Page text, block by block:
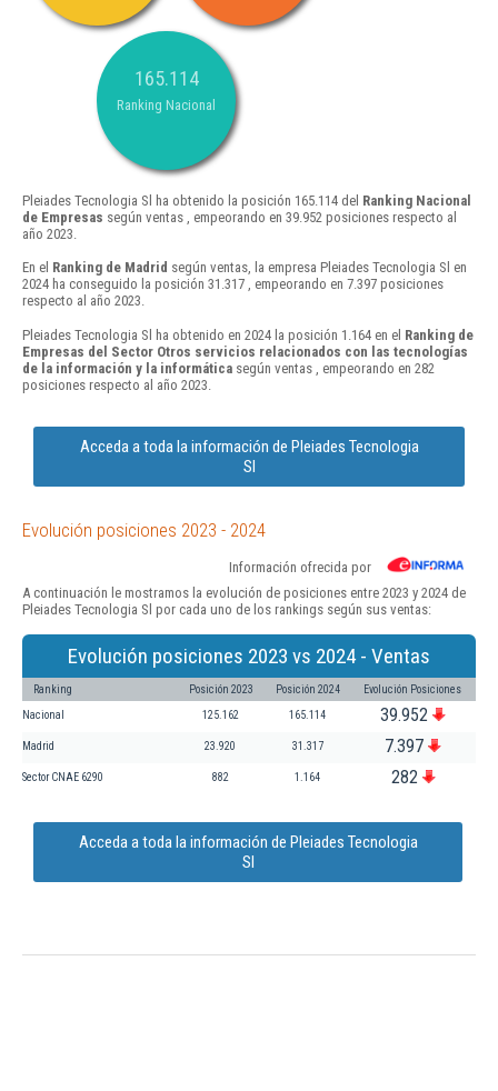
165.114
Ranking Nacional
Pleiades Tecnologia Sl ha obtenido la posición 165.114 del Ranking Nacional
de Empresas según ventas , empeorando en 39.952 posiciones respecto al
año 2023.
En el Ranking de Madrid según ventas, la empresa Pleiades Tecnologia Sl en
2024 ha conseguido la posición 31.317 , empeorando en 7.397 posiciones
respecto al año 2023.
Pleiades Tecnologia Sl ha obtenido en 2024 la posición 1.164 en el Ranking de
Empresas del Sector Otros servicios relacionados con las tecnologías
de la información y la informática según ventas , empeorando en 282
posiciones respecto al año 2023.
Acceda a toda la información de Pleiades Tecnologia
Sl
Evolución posiciones 2023 - 2024
Información ofrecida por
A continuación le mostramos la evolución de posiciones entre 2023 y 2024 de
Pleiades Tecnologia Sl por cada uno de los rankings según sus ventas:
Evolución posiciones 2023 vs 2024 - Ventas
Ranking Posición 2023 Posición 2024 Evolución Posiciones
Nacional 125.162 165.114 39.952
Madrid 23.920 31.317 7.397
Sector CNAE 6290 882 1.164 282
Acceda a toda la información de Pleiades Tecnologia
Sl